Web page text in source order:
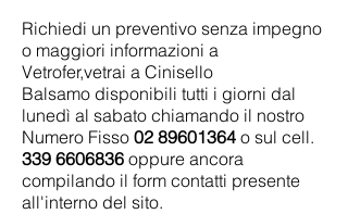
Richiedi un preventivo senza impegno
o maggiori informazioni a
Vetrofer,vetrai a Cinisello
Balsamo disponibili tutti i giorni dal
lunedì al sabato chiamando il nostro
Numero Fisso 02 89601364 o sul cell.
339 6606836 oppure ancora
compilando il form contatti presente
all'interno del sito.